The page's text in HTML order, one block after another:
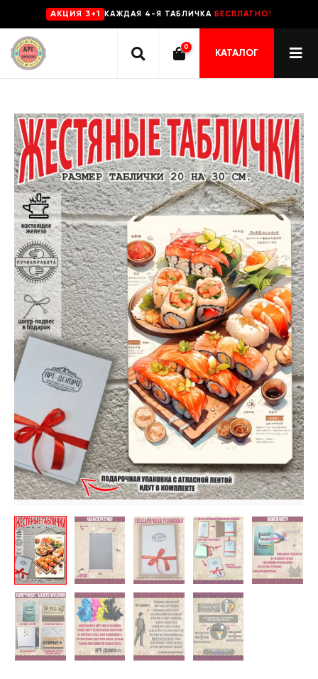
AKЦИЯ 3+1 КАЖДАЯ 4-Я ТАБЛИЧКА БЕСПЛАТНО!
0
КАТАЛОГ